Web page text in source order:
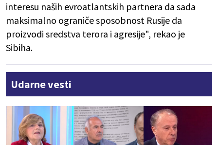
interesu naših evroatlantskih partnera da sada
maksimalno ograniče sposobnost Rusije da
proizvodi sredstva terora i agresije", rekao je
Sibiha.
Udarne vesti